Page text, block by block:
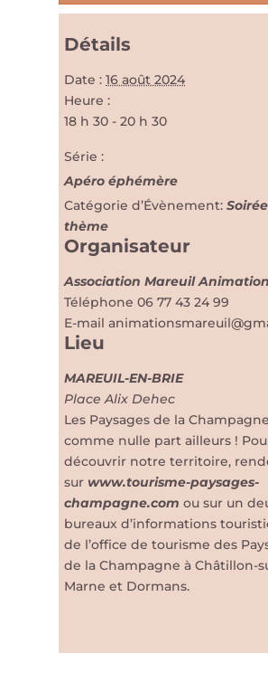
Détails
Date : 16 août 2024
Heure :
18 h 30 - 20 h 30
Série :
Apéro éphémère
Catégorie d’Évènement:
thème
Lieu
MAREUIL-EN-BRIE
Place Alix Dehec
Les Paysages de la
comme nulle part ailleurs !
découvrir notre territoire,
sur www.tourisme-paysages-
champagne.com ou sur un
bureaux d’informations
de l’office de tourisme des
de la Champagne à Châtillon-
Marne et Dormans.
Organisateur
Association Mareuil Animation
Téléphone06 77 43 24 99
E-mail